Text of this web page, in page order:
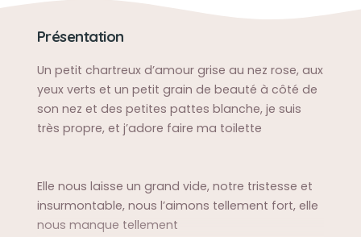
Présentation
Un petit chartreux d’amour grise au nez rose, aux
yeux verts et un petit grain de beauté à côté de
son nez et des petites pattes blanche, je suis
très propre, et j’adore faire ma toilette
Elle nous laisse un grand vide, notre tristesse et
insurmontable, nous l’aimons tellement fort, elle
nous manque tellement